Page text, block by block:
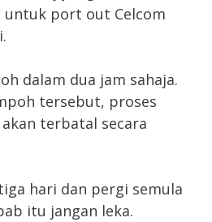
untuk port out Celcom
dalam dua jam sahaja.
tersebut, proses
terbatal secara
hari dan pergi semula
itu jangan leka.